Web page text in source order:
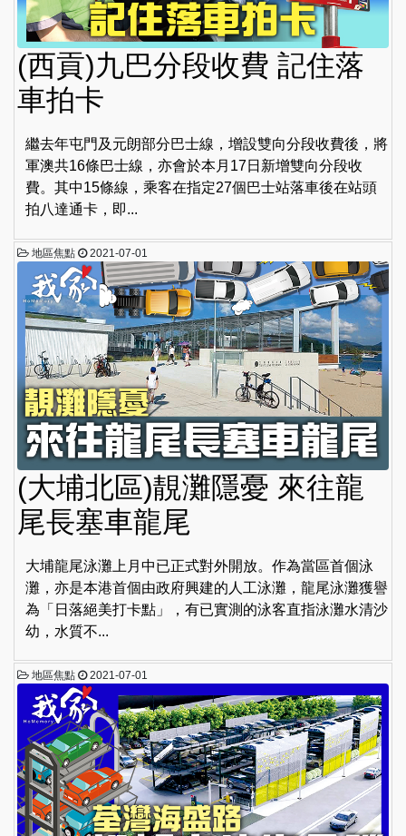
(西貢)九巴分段收費 記住落
車拍卡
繼去年屯門及元朗部分巴士線，增設雙向分段收費後，將
軍澳共16條巴士線，亦會於本月17日新增雙向分段收
費。其中15條線，乘客在指定27個巴士站落車後在站頭
拍八達通卡，即...
地區焦點 2021-07-01
(大埔北區)靚灘隱憂 來往龍
尾長塞車龍尾
大埔龍尾泳灘上月中已正式對外開放。作為當區首個泳
灘，亦是本港首個由政府興建的人工泳灘，龍尾泳灘獲譽
為「日落絕美打卡點」，有已實測的泳客直指泳灘水清沙
幼，水質不...
地區焦點 2021-07-01